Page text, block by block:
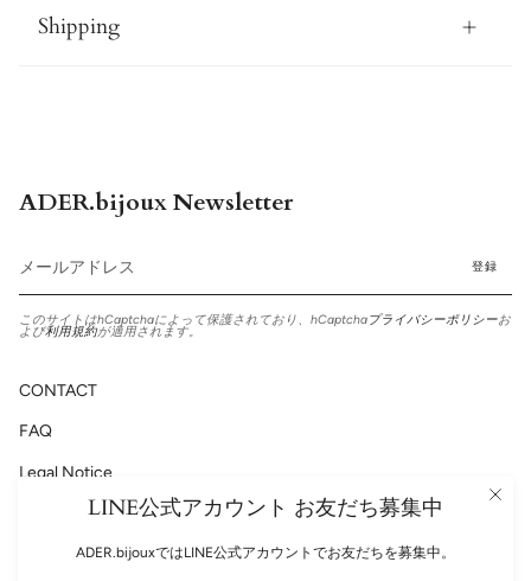
Shipping
ADER.bijoux Newsletter
登録
このサイトはhCaptchaによって保護されており、hCaptchaプライバシーポリシーお
よび利用規約が適用されます。
CONTACT
FAQ
Legal Notice
Privacy PolicyLINE公式アカウント お友だち募集中
ADER.bijouxではLINE公式アカウントでお友だちを募集中。